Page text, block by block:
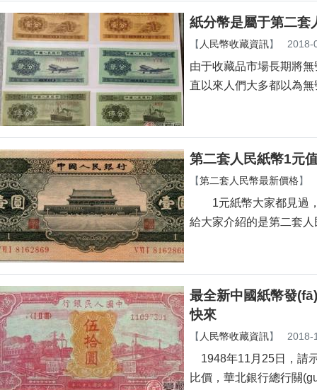
紙分幣是屬于第二套人
【 人民幣收藏資訊】 2018-
由于收藏品市場長期將
直以來人們大多都以為無
第二套人民紙幣1元
【第二套人民幣最新價格】
1元紙幣大家都見過
給大家介紹的是第二套人
最全新中國紙幣發
快來
【 人民幣收藏資訊】 2018-
1948年11月25日，請
比價，華北銀行總行關